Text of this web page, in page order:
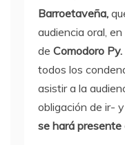
Barroetaveña,
audiencia oral,
de Comodoro Py.
todos los
asistir a la
obligación de ir-
se hará presente